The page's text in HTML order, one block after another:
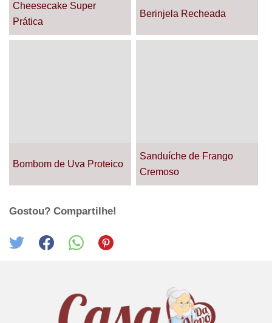
Cheesecake Super
Prática
Berinjela Recheada
Bombom de Uva Proteico
Sanduíche de Frango
Cremoso
Gostou? Compartilhe!